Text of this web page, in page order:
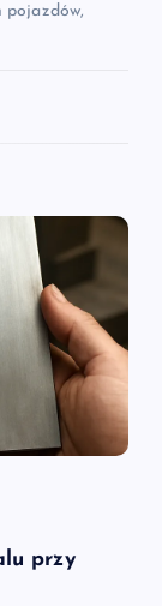
pojazdów,
przy